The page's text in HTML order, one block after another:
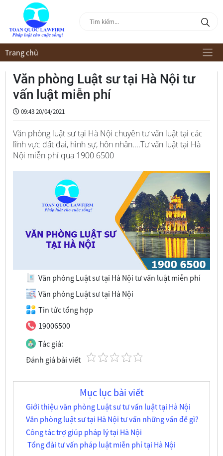
Trang chủ
Văn phòng Luật sư tại Hà Nội tư
vấn luật miễn phí
09:43 20/04/2021
Văn phòng luật sư tại Hà Nội chuyên tư vấn luật tại các
lĩnh vực đất đai, hình sự, hôn nhân....Tư vấn luật tại Hà
Nội miễn phí qua 1900 6500
Văn phòng Luật sư tại Hà Nội tư vấn luật miễn phí
Văn phòng Luật sư tại Hà Nội
Tin tức tổng hợp
19006500
Tác giả:
Đánh giá bài viết
Mục lục bài viết
Giới thiệu văn phòng Luật sư tư vấn luật tại Hà Nội
Văn phòng luật sư tại Hà Nội tư vấn những vấn đề gì?
Công tác trợ giúp pháp lý tại Hà Nội
Tổng đài tư vấn pháp luật miễn phí tại Hà Nội